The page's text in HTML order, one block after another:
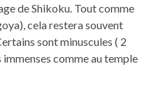
deShikoku. Tout comme
, cela restera souvent
sont minuscules ( 2
comme au temple